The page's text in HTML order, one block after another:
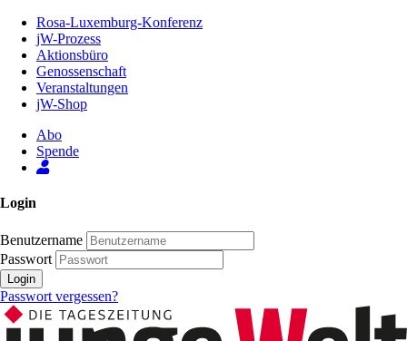
Inhalt
Seite
Rosa-Luxemburg-Konferenz
jW-Prozess
Aktionsbüro
Genossenschaft
Veranstaltungen
jW-Shop
Abo
Spende
Login
Benutzername
Passwort
Login
Passwort vergessen?